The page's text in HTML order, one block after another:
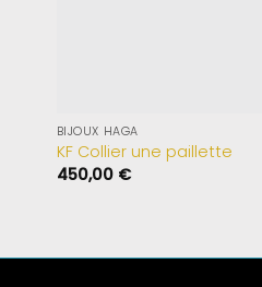
BIJOUX HAGA
KF Collier une paillette
450,00 €